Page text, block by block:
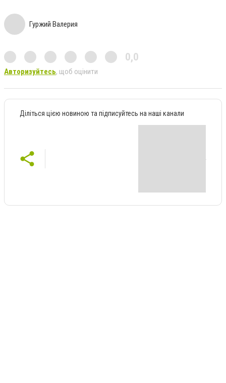
Гуржий Валерия
0,0
Авторизуйтесь, щоб оцінити
Діліться цією новиною та підписуйтесь на наші канали